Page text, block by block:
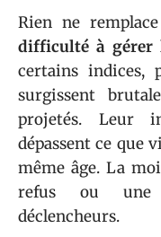
Rien ne
difficulté à
certains indices,
surgissent
projetés. Leur
dépassent ce que
même âge. La
refus ou une
déclencheurs.